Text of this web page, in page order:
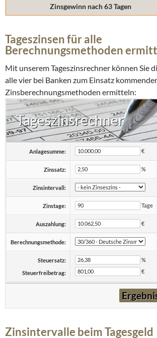
Zinsgewinn nach 63 Tagen
Tageszinsen für alle
Berechnungsmethoden
Mit unserem Tageszinsrechner können Sie
alle vier bei Banken zum Einsatz
Zinsberechnungsmethoden ermitteln:
Tageszinsrechner
Anlagesumme: €
Zinssatz: %
Zinsintervall:
Zinstage: Tage
Auszahlung: €
Berechnungsmethode:
Steuersatz:
Steuerfreibetrag:
%
€
Zinsintervalle beim Tagesgeld